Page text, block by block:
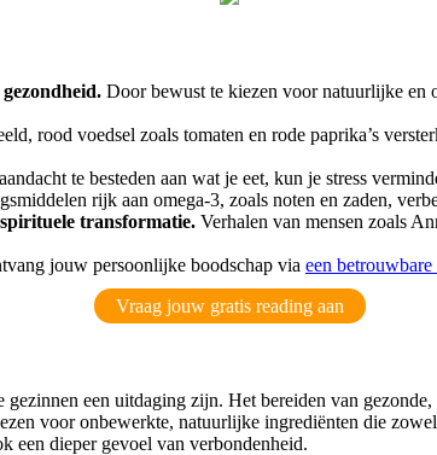
Door bewust te kiezen voor natuurlijke en
rood voedsel zoals tomaten en rode paprika’s
te besteden aan wat je eet, kun je stress
rijk aan omega-3, zoals noten en zaden,
spirituele transformatie. Verhalen van mensen zoals
jouw persoonlijke boodschap via een
Vraag jouw gratis reading aan
een uitdaging zijn. Het bereiden van
voor onbewerkte, natuurlijke ingrediënten die
een dieper gevoel van verbondenheid.